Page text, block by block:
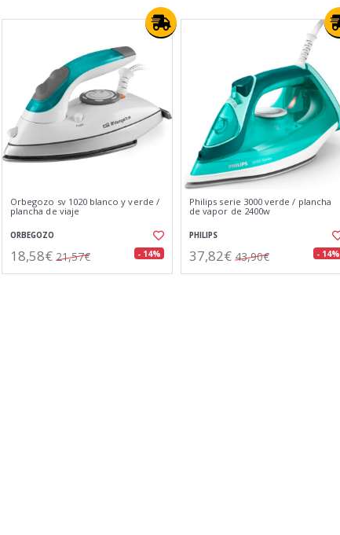
Orbegozo sv 1020 blanco y verde /
plancha de viaje
ORBEGOZO
18,58€ 21,57€ - 14%
Philips serie 3000 verde / plancha
de vapor de 2400w
PHILIPS
37,82€ 43,90€ - 14%